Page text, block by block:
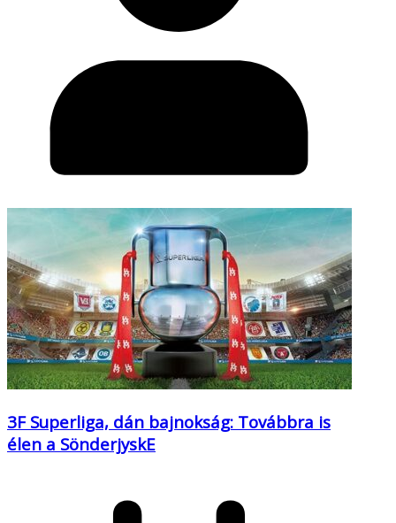
3F Superliga, dán bajnokság: Továbbra is
élen a SönderjyskE